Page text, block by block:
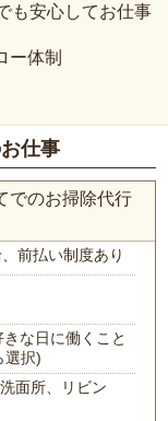
も安心してお仕事
ー体制
仕事
でのお掃除代行
前払い制度あり
な日に働くこと
選択)
面所、リビン